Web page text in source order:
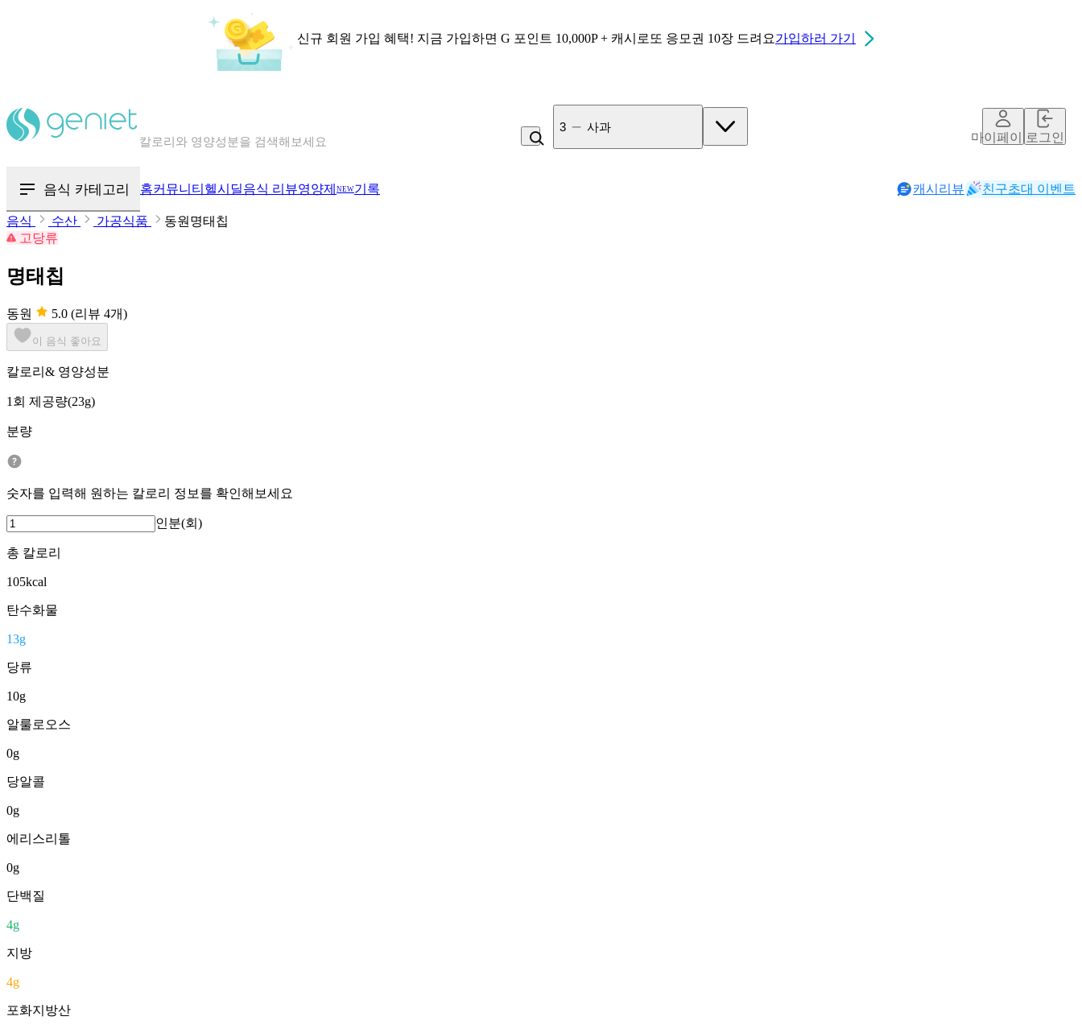
신규 회원 가입 혜택! 지금 가입하면 G 포인트 10,000P + 캐시로또 응모권 10장 드려요가입하러 가기
칼로리와 영양성분을 검색해보세요
4 라면
마이페이지로그인
음식 카테고리 홈커뮤니티 헬시딜음식 리뷰영양제 NEW기록 캐시리뷰 친구초대 이벤트
음식 수산 가공식품
동원명태칩
고당류
명태칩
동원 5.0 (리뷰 4개)
이 음식 좋아요
칼로리& 영양성분
1회 제공량(23g)
분량
숫자를 입력해 원하는 칼로리 정보를 확인해보세요
인분(회)
총 칼로리
105kcal
탄수화물
13g
당류
10g
알룰로오스
0g
당알콜
0g
에리스리톨
0g
단백질
4g
지방
4g
포화지방산